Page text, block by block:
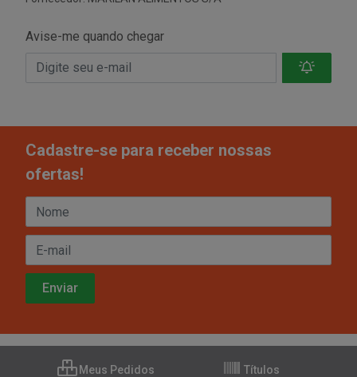
Avise-me quando chegar
Cadastre-se para receber nossas
ofertas!
Meus Pedidos Títulos